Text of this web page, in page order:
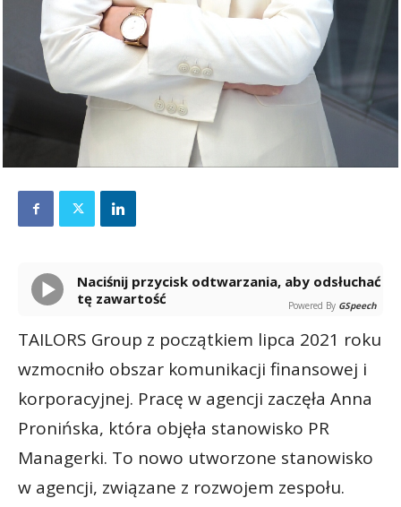
Naciśnij przycisk odtwarzania, aby odsłuchać
tę zawartość
Powered By GSpeech
TAILORS Group z początkiem lipca 2021 roku
wzmocniło obszar komunikacji finansowej i
korporacyjnej. Pracę w agencji zaczęła Anna
Pronińska, która objęła stanowisko PR
Managerki. To nowo utworzone stanowisko
w agencji, związane z rozwojem zespołu.